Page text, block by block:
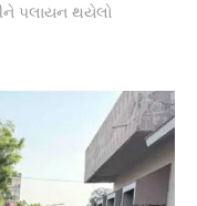
પલાયન થયેલો